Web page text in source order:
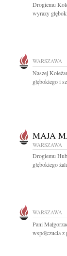
Drogiemu
wyrazy
WARSZAWA
Naszej
głębokiego i
MAJA
WARSZAWA
Drogiemu
głębokiego
WARSZAWA
Pani
współczucia